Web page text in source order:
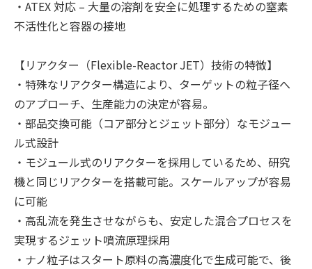
・ATEX 対応 – 大量の溶剤を安全に処理するための窒素
不活性化と容器の接地
【リアクター（Flexible-Reactor JET）技術の特徴】
・特殊なリアクター構造により、ターゲットの粒子径へ
のアプローチ、生産能力の決定が容易。
・部品交換可能（コア部分とジェット部分）なモジュー
ル式設計
・モジュール式のリアクターを採用しているため、研究
機と同じリアクターを搭載可能。スケールアップが容易
に可能
・高乱流を発生させながらも、安定した混合プロセスを
実現するジェット噴流原理採用
・ナノ粒子はスタート原料の高濃度化で生成可能で、後